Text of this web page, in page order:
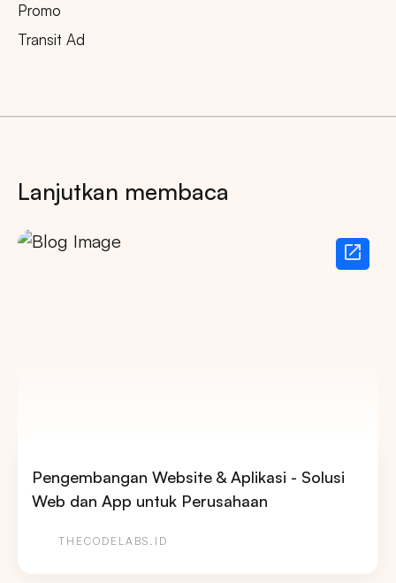
Promo
Transit Ad
Lanjutkan membaca
Pengembangan Website & Aplikasi - Solusi
Web dan App untuk Perusahaan
THECODELABS.ID